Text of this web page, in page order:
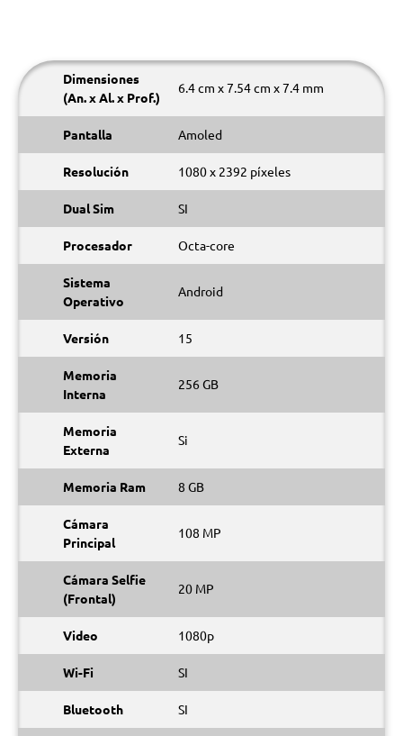
Dimensiones
(An. x Al. x Prof.)
6.4 cm x 7.54 cm x 7.4 mm
Pantalla Amoled
Resolución 1080 x 2392 píxeles
Dual Sim SI
Procesador Octa-core
Sistema
Operativo
Android
Versión 15
Memoria
Interna
256 GB
Memoria
Externa
Si
Memoria Ram 8 GB
Cámara
Principal
108 MP
Cámara Selfie
(Frontal)
20 MP
Video 1080p
Wi-Fi SI
Bluetooth SI